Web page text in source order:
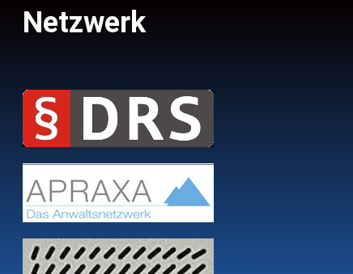
Netzwerk